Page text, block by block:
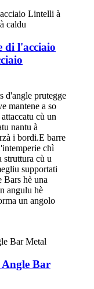
di l'acciaio
d'angle prutegge
mantene a so
cù un
nantu à
i bordi.E barre
chì
struttura cù u
supportati
hè una
angulu hè
un angolo
Bar